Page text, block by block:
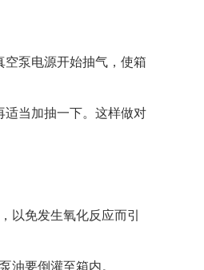
泵电源开始抽气，使箱
当加抽一下。这样做对
免发生氧化反应而引
要倒灌至箱内。